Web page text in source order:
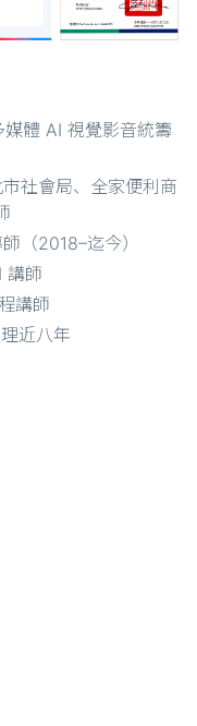
體 AI 視覺影音統籌
社會局、全家便利商
（2018–迄今）
講師
講師
近八年